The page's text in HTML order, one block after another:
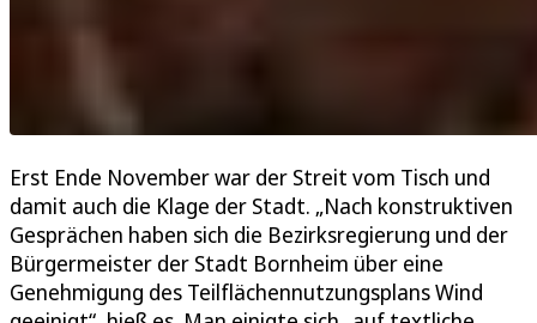
Erst Ende November war der Streit vom Tisch und
damit auch die Klage der Stadt. „Nach konstruktiven
Gesprächen haben sich die Bezirksregierung und der
Bürgermeister der Stadt Bornheim über eine
Genehmigung des Teilflächennutzungsplans Wind